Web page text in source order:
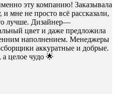
эту компанию! Заказывала
мне не просто всё рассказали,
лучше. Дизайнер—
цвет и даже предложила
наполнением. Менеджеры
сборщики аккуратные и добрые.
целое чудо 🌟